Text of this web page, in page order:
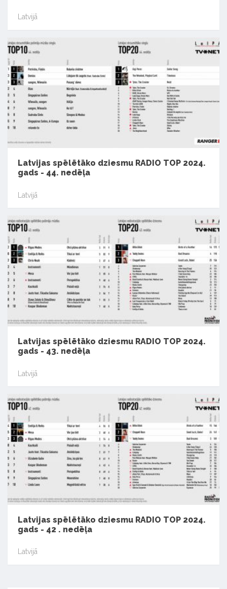
Latvijā
Latvijas spēlētāko dziesmu RADIO TOP 2024.
gads - 44. nedēļa
Latvijā
Latvijas spēlētāko dziesmu RADIO TOP 2024.
gads - 43. nedēļa
Latvijā
Latvijas spēlētāko dziesmu RADIO TOP 2024.
gads - 42 . nedēļa
Latvijā